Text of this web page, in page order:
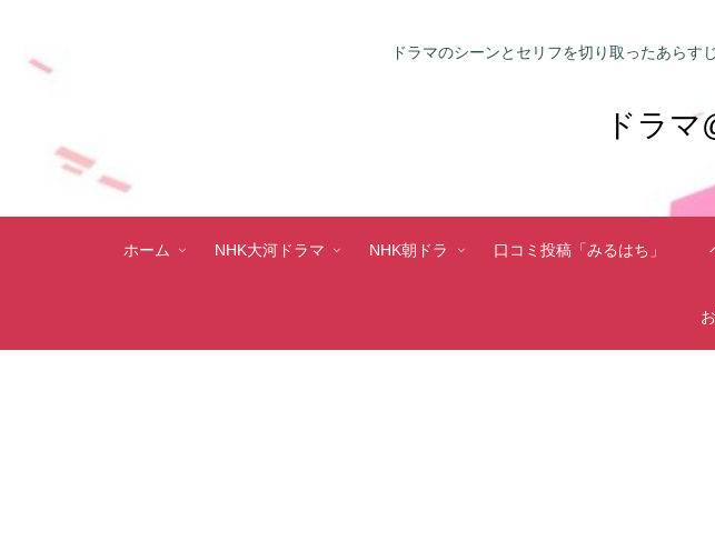
ドラマのシーンとセリフを切り取ったあら
ドラ
ホーム NHK大河ドラマ NHK朝ドラ 口コミ投稿「みるはち」